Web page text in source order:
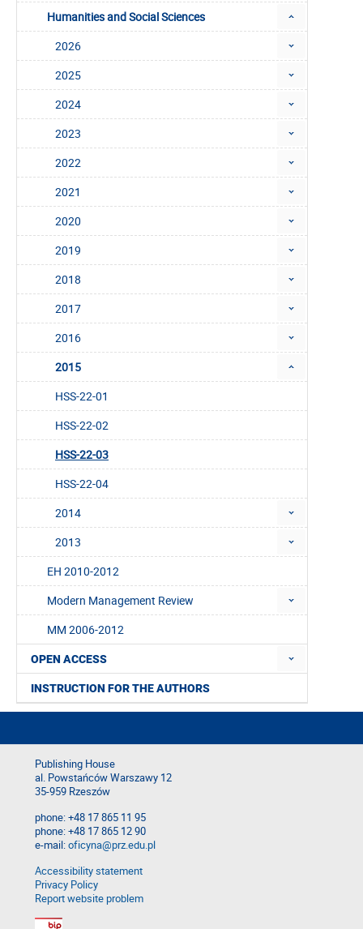
Humanities and Social Sciences
2026
2025
2024
2023
2022
2021
2020
2019
2018
2017
2016
2015
HSS-22-01
HSS-22-02
HSS-22-03
HSS-22-04
2014
2013
EH 2010-2012
Modern Management Review
MM 2006-2012
OPEN ACCESS
INSTRUCTION FOR THE AUTHORS
Publishing House
al. Powstańców Warszawy 12
35-959 Rzeszów
phone: +48 17 865 11 95
phone: +48 17 865 12 90
e-mail:oficyna@prz.edu.pl
Accessibility statement
Privacy Policy
Report website problem